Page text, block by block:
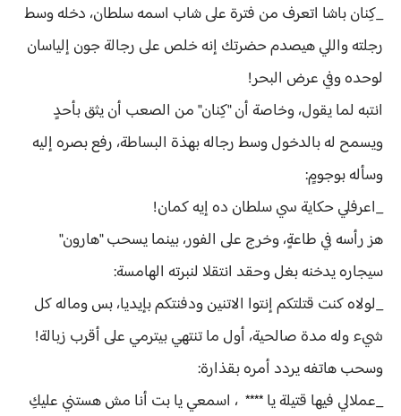
_كِنان باشا اتعرف من فترة على شاب اسمه سلطان، دخله وسط
رجلته واللي هيصدم حضرتك إنه خلص على رجالة جون إلياسان
لوحده وفي عرض البحر!
انتبه لما يقول، وخاصة أن "كِنان" من الصعب أن يثق بأحدٍ
ويسمح له بالدخول وسط رجاله بهذة البساطة، رفع بصره إليه
وسأله بوجومٍ:
_اعرفلي حكاية سي سلطان ده إيه كمان!
هز رأسه في طاعةٍ، وخرج على الفور، بينما يسحب "هارون"
سيجاره يدخنه بغل وحقد انتقلا لنبرته الهامسة:
_لولاه كنت قتلتكم إنتوا الاتنين ودفنتكم بإيديا، بس وماله كل
شيء وله مدة صالحية، أول ما تنتهي بيترمي على أقرب زبالة!
وسحب هاتفه يردد أمره بقذارة:
_عملالي فيها قتيلة يا **** ، اسمعي يا بت أنا مش هستني عليكِ